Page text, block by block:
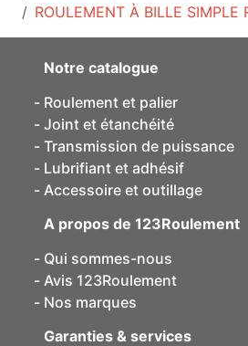
ROULEMENT À BILLE SIMPLE
Notre catalogue
Roulement et palier
Joint et étanchéité
Transmission de puissance
Lubrifiant et adhésif
Accessoire et outillage
A propos de 123Roulement
Qui sommes-nous
Avis 123Roulement
Nos marques
Garanties & services